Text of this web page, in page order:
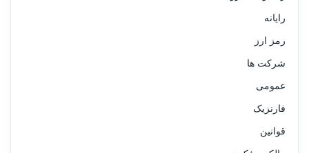
رایانه
رمز ارز
شرکت ها
عمومی
فارنزیک
قوانین